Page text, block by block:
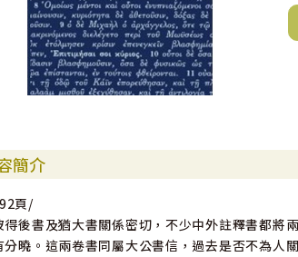
簡介
頁/
得後書及猶大書關係密切，不少中外註釋書都將
分曉。這兩卷書同屬大公書信，過去是否不為人